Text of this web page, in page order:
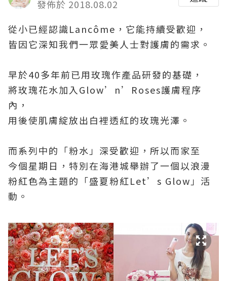
發佈於 2018.08.02
從小已經認識Lancôme ，它能持續受歡迎，
皆因它深知我們一眾愛美人士對護膚的需求。
早於40多年前已用玫瑰作產品研發的基礎，
將玫瑰花水加入 Glow’n’Roses護膚程序
內，
用後使肌膚綻放出白裡透紅的玫瑰光澤。
而系列中的「粉水」深受歡迎，所以而家至
今個星期日，特別在海港城舉辦了一個以浪漫
粉紅色為主題的「盛夏粉紅Let’s Glow 」活
動。